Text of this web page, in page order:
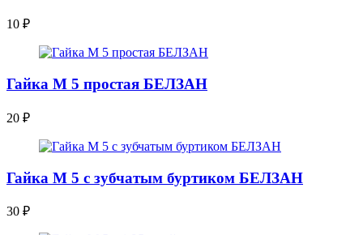
10 ₽
Гайка М 5 простая БЕЛЗАН
20 ₽
Гайка М 5 с зубчатым буртиком БЕЛЗАН
30 ₽